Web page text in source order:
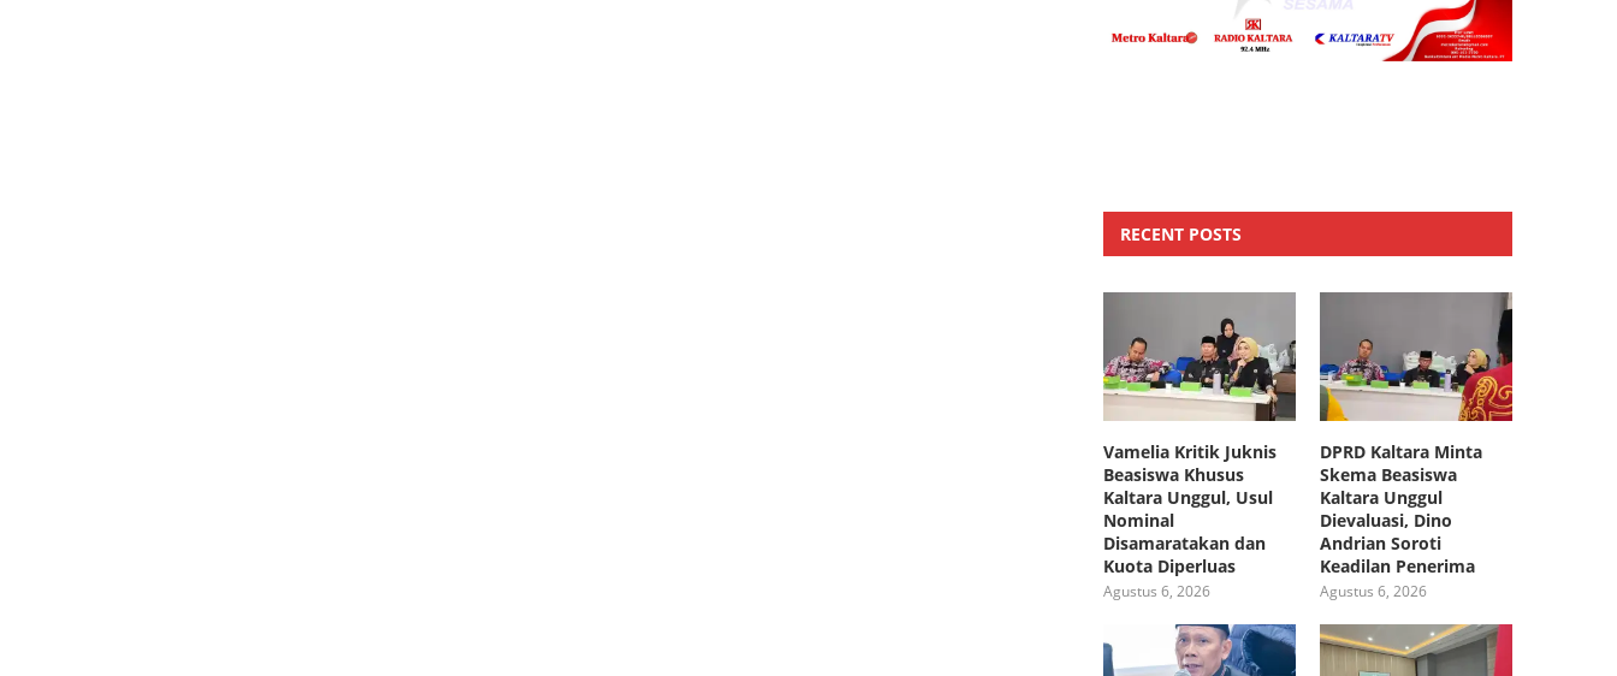
RECENT POSTS
Vamelia Kritik Juknis
Beasiswa Khusus
Kaltara Unggul, Usul
Nominal
Disamaratakan dan
Kuota Diperluas
Agustus 6, 2026
DPRD Kaltara Minta
Skema Beasiswa
Kaltara Unggul
Dievaluasi, Dino
Andrian Soroti
Keadilan Penerima
Agustus 6, 2026